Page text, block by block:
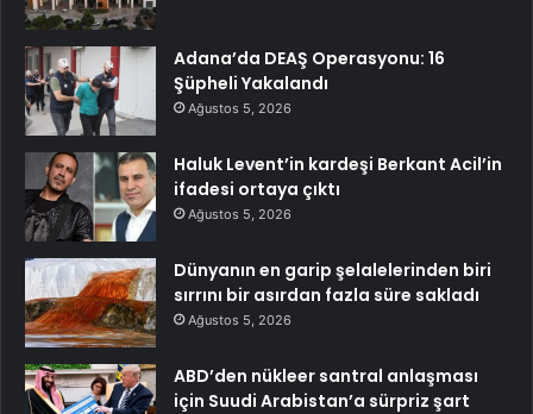
Adana’da DEAŞ Operasyonu: 16
Şüpheli Yakalandı
Ağustos 5, 2026
Haluk Levent’in kardeşi Berkant Acil’in
ifadesi ortaya çıktı
Ağustos 5, 2026
Dünyanın en garip şelalelerinden biri
sırrını bir asırdan fazla süre sakladı
Ağustos 5, 2026
ABD’den nükleer santral anlaşması
için Suudi Arabistan’a sürpriz şart